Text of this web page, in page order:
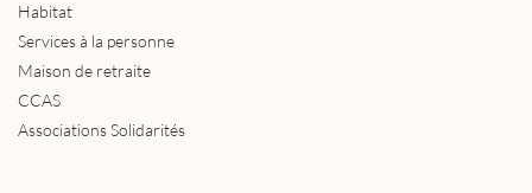
Habitat
Services à la personne
Maison de retraite
CCAS
Associations Solidarités